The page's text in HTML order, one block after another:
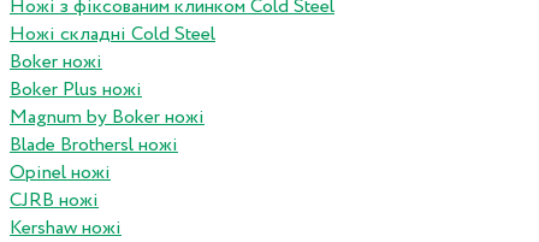
Ножі з фіксованим клинком Cold Steel
Ножі складні Cold Steel
Boker ножі
Boker Plus ножі
Magnum by Boker ножі
Blade Brothersl ножі
Opinel ножі
CJRB ножі
Kershaw ножі